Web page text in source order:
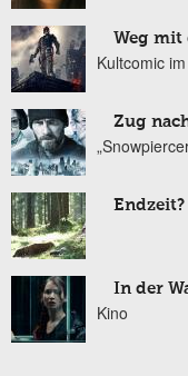
Weg mit
Kultcomic
Zug
Endzeit?
In der
Kino